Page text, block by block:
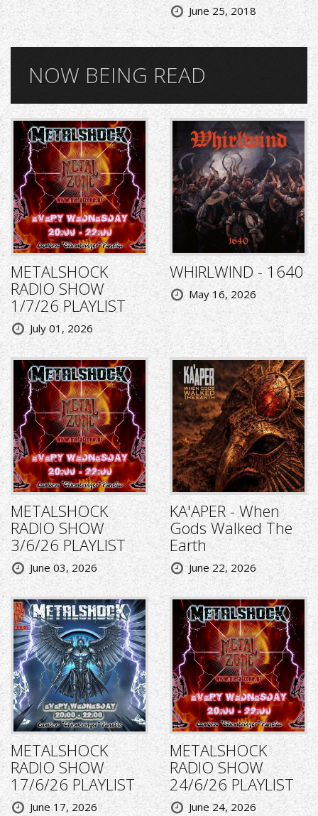
June 25, 2018
NOW BEING READ
METALSHOCK
RADIO SHOW
1/7/26 PLAYLIST
July 01, 2026
WHIRLWIND - 1640
May 16, 2026
METALSHOCK
RADIO SHOW
3/6/26 PLAYLIST
June 03, 2026
KA'APER - When
Gods Walked The
Earth
June 22, 2026
METALSHOCK
RADIO SHOW
17/6/26 PLAYLIST
June 17, 2026
METALSHOCK
RADIO SHOW
24/6/26 PLAYLIST
June 24, 2026